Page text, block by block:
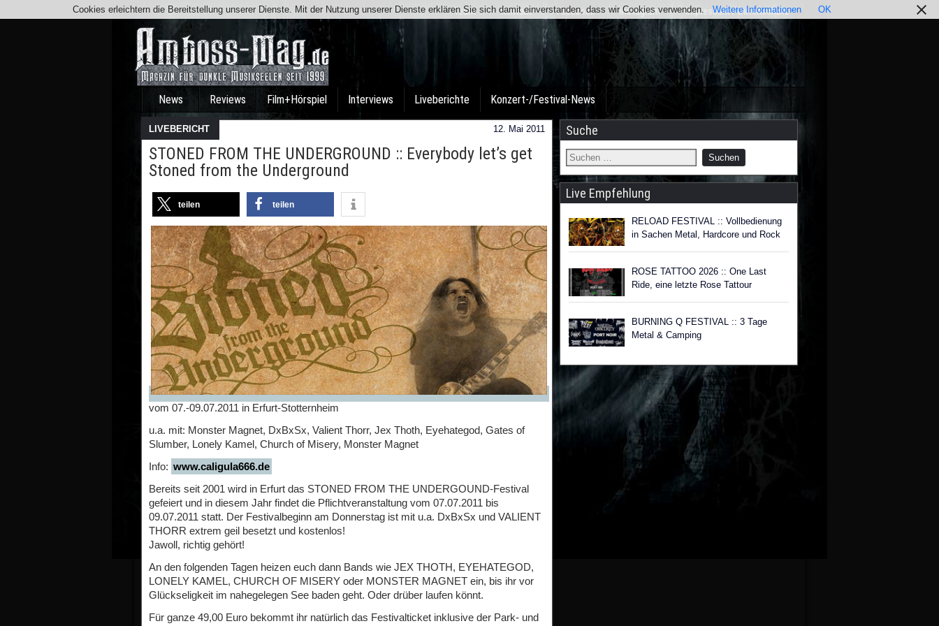
Team Kontakt Facebook Instagram Impressum / Datenschutz
News Reviews Film+Hörspiel Interviews Liveberichte Konzert-/Festival-News
LIVEBERICHT 12. Mai 2011
STONED FROM THE UNDERGROUND :: Everybody let’s get
Stoned from the Underground
teilen teilen
vom 07.-09.07.2011 in Erfurt-Stotternheim
u.a. mit: Monster Magnet, DxBxSx, Valient Thorr, Jex Thoth, Eyehategod, Gates of
Slumber, Lonely Kamel, Church of Misery, Monster Magnet
Info: www.caligula666.de
Bereits seit 2001 wird in Erfurt das STONED FROM THE UNDERGOUND-Festival
gefeiert und in diesem Jahr findet die Pflichtveranstaltung vom 07.07.2011 bis
09.07.2011 statt. Der Festivalbeginn am Donnerstag ist mit u.a. DxBxSx und VALIENT
THORR extrem geil besetzt und kostenlos!
Jawoll, richtig gehört!
An den folgenden Tagen heizen euch dann Bands wie JEX THOTH, EYEHATEGOD,
LONELY KAMEL, CHURCH OF MISERY oder MONSTER MAGNET ein, bis ihr vor
Glückseligkeit im nahegelegen See baden geht. Oder drüber laufen könnt.
Für ganze 49,00 Euro bekommt ihr natürlich das Festivalticket inklusive der Park- und
Suche
Live Empfehlung
RELOAD FESTIVAL :: Vollbedienung
in Sachen Metal, Hardcore und Rock
ROSE TATTOO 2026 :: One Last
Ride, eine letzte Rose Tattour
BURNING Q FESTIVAL :: 3 Tage
Metal & Camping
Cookies erleichtern die Bereitstellung unserer Dienste. Mit der Nutzung unserer Dienste erklären Sie sich damit einverstanden, dass wir Cookies verwenden. Weitere Informationen OK